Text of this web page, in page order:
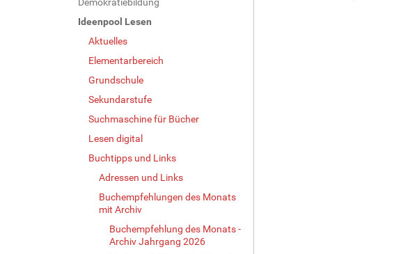
a
v
Ideenpool Lesen
Aktuelles
Elementarbereich
Grundschule
Sekundarstufe
Suchmaschine für Bücher
Lesen digital
Buchtipps und Links
Adressen und Links
Buchempfehlungen des Monats
mit Archiv
Buchempfehlung des Monats -
Archiv Jahrgang 2026